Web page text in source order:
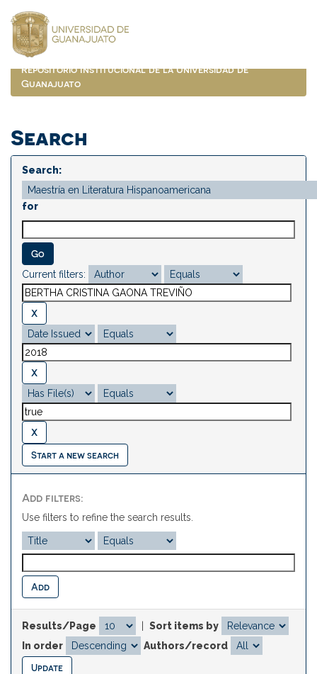
navigation
Repositorio Institucional de la Universidad de
Guanajuato
Search
Search:
for
Current filters:
Start a new search
Add filters:
Use filters to refine the search results.
Results/Page
Sort items by
In order
Authors/record